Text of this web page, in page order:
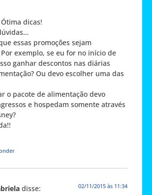
dicas!
essas promoções sejam
exemplo, se eu for no início de
ganhar descontos nas diárias
Ou devo escolher uma das
o pacote de alimentação devo
e hospedam somente através
disse: 02/11/2015 às 11:34